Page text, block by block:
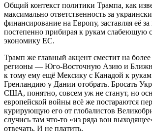
Общий контекст политики Трампа, как
максимально ответственность за
финансирование на Европу, заставляя её за
постепенно прибирая к рукам слабеющую
экономику ЕС.
Трамп же главный акцент сместит на
регионы — Юго-Восточную Азию и
к тому ему ещё Мексику с Канадой к
Гренландию у Дании отобрать. Бросать
США, понятно, совсем уж не станут, но
европейской войны всё же постараются
курирующую его от глобалистов
случись там что-то «из ряда вон
отвечать. И не платить.